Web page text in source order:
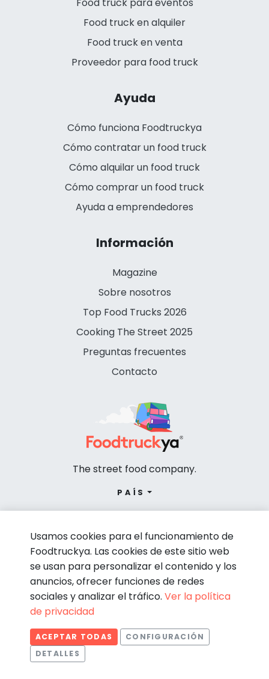
Food truck en alquiler
Food truck en venta
Proveedor para food truck
Ayuda
Cómo funciona Foodtruckya
Cómo contratar un food truck
Cómo alquilar un food truck
Cómo comprar un food truck
Ayuda a emprendedores
Información
Magazine
Sobre nosotros
Top Food Trucks 2026
Cooking The Street 2025
Preguntas frecuentes
Contacto
The street food company.
PAÍS
© Foodtruckya 2026
Condiciones de contratación Política de privacidad
Aviso legal
Usamos cookies para el funcionamiento de
Foodtruckya. Las cookies de este sitio web
se usan para personalizar el contenido y los
anuncios, ofrecer funciones de redes
sociales y analizar el tráfico. Ver la política
de privacidad
ACEPTAR TODAS
CONFIGURACIÓN
DETALLES